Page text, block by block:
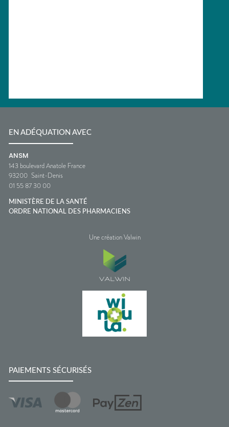
EN ADÉQUATION AVEC
ANSM
143 boulevard Anatole France
93200 Saint-Denis
01 55 87 30 00
MINISTÈRE DE LA SANTÉ
ORDRE NATIONAL DES PHARMACIENS
Une création Valwin
PAIEMENTS SÉCURISÉS